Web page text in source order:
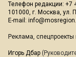
Телефон редакции: +7
101000, г. Москва, ул.
E-mail:
Реклама, спецпроекты
Игорь Дбар